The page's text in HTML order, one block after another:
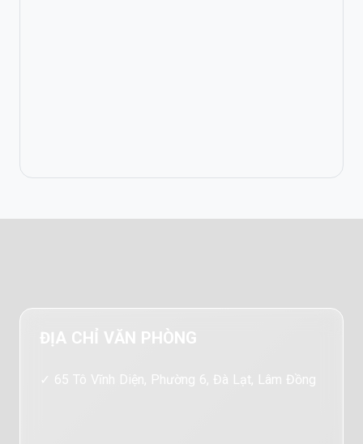
ĐỊA CHỈ VĂN PHÒNG
65 Tô Vĩnh Diện, Phường 6, Đà Lạt, Lâm Đồng